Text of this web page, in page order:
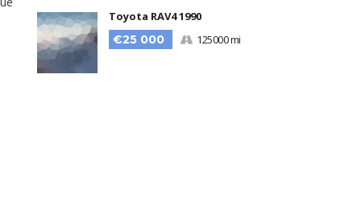
Toyota RAV4 1990
€25 000
125000 mi